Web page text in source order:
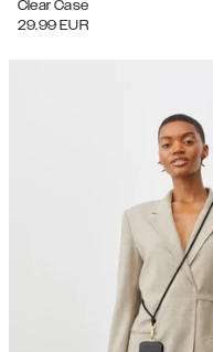
Clear Case
29.99 EUR